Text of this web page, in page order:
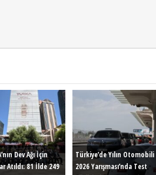
Dev Ağı İçin
Atıldı: 81 İlde 249
Türkiye’de Yılın Otomobili
2026 Yarışması’nda Test